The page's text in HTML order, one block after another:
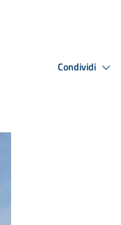
Condividi